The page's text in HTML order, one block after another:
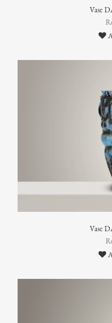
Vase
Vase